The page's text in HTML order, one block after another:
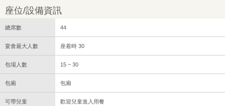
座位/設備資訊
總席數 44
宴會最大人數 座着時 30
包場人數 15 ~ 30
包廂 包廂
可帶兒童
歡迎兒童進入用餐